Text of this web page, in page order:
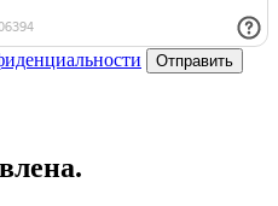
Отправить